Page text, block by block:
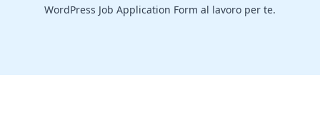
WordPress Job Application Form al lavoro per te.